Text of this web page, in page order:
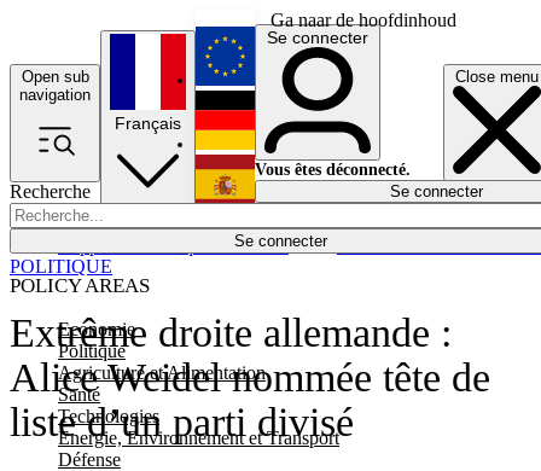
Ga naar de hoofdinhoud
Open sub
navigation
Close menu
Recherche
Se connecter
POLICY AREAS
Economie
Politique
Agriculture et Alimentation
Santé
Technologies
Energie, Environnement et Transport
Défense
Économie
Français
English
Deutsch
Español
Se connecter
Vous êtes déconnecté.
Se connecter
Extrême droite allemande :
Alice Weidel nommée tête de
liste d’un parti divisé
POLITIQUE